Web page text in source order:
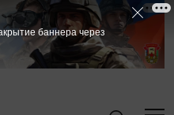
баннера через